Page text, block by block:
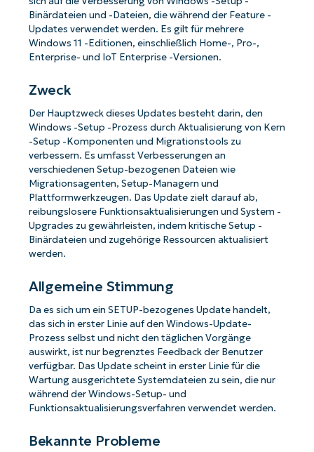
Binärdateien und -Dateien, die während der Feature -
Updates verwendet werden. Es gilt für mehrere
Windows 11 -Editionen, einschließlich Home-, Pro-,
Enterprise- und IoT Enterprise -Versionen.
Zweck
Der Hauptzweck dieses Updates besteht darin, den
Windows -Setup -Prozess durch Aktualisierung von Kern
-Setup -Komponenten und Migrationstools zu
verbessern. Es umfasst Verbesserungen an
verschiedenen Setup-bezogenen Dateien wie
Migrationsagenten, Setup-Managern und
Plattformwerkzeugen. Das Update zielt darauf ab,
reibungslosere Funktionsaktualisierungen und System -
Upgrades zu gewährleisten, indem kritische Setup -
Binärdateien und zugehörige Ressourcen aktualisiert
werden.
Allgemeine Stimmung
Da es sich um ein SETUP-bezogenes Update handelt,
das sich in erster Linie auf den Windows-Update-
Prozess selbst und nicht den täglichen Vorgänge
auswirkt, ist nur begrenztes Feedback der Benutzer
verfügbar. Das Update scheint in erster Linie für die
Wartung ausgerichtete Systemdateien zu sein, die nur
während der Windows-Setup- und
Funktionsaktualisierungsverfahren verwendet werden.
Bekannte Probleme